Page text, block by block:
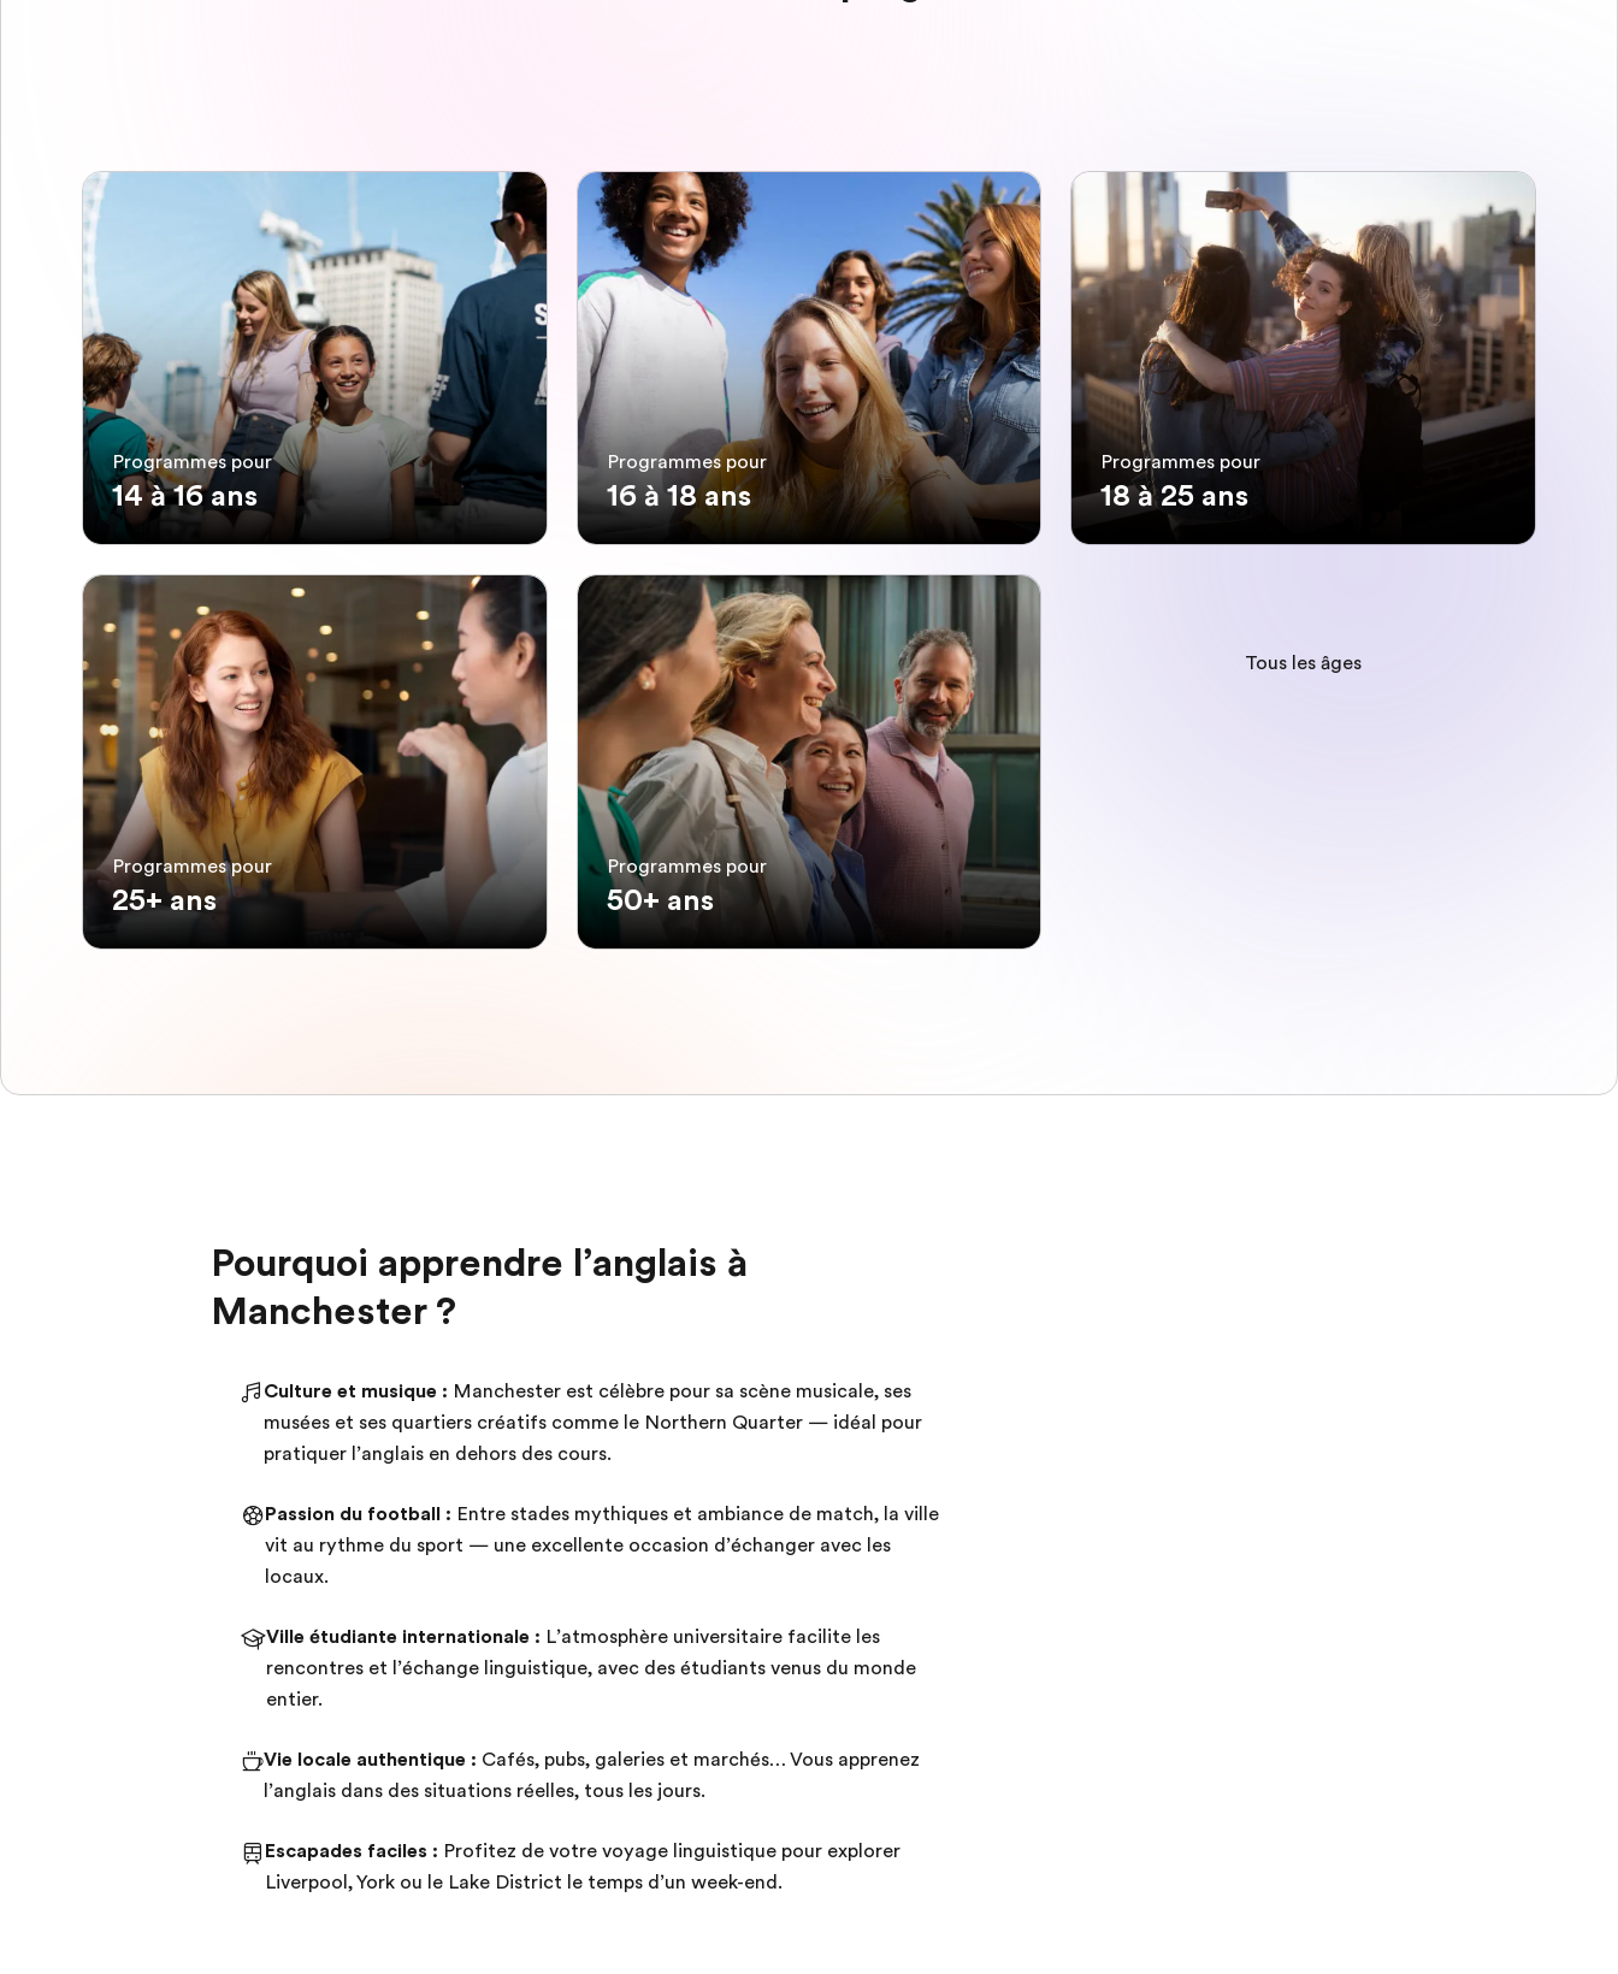
Programmes pour
14 à 16 ans
Programmes pour
16 à 18 ans
Programmes pour
18 à 25 ans
Programmes pour
25+ ans
Programmes pour
50+ ans
Tous les âges
Pourquoi apprendre l’anglais à
Manchester ?
Culture et musique : Manchester est célèbre pour sa scène musicale, ses
musées et ses quartiers créatifs comme le Northern Quarter — idéal pour
pratiquer l’anglais en dehors des cours.
Passion du football : Entre stades mythiques et ambiance de match, la ville
vit au rythme du sport — une excellente occasion d’échanger avec les
locaux.
Ville étudiante internationale : L’atmosphère universitaire facilite les
rencontres et l’échange linguistique, avec des étudiants venus du monde
entier.
Vie locale authentique : Cafés, pubs, galeries et marchés… Vous apprenez
l’anglais dans des situations réelles, tous les jours.
Escapades faciles : Profitez de votre voyage linguistique pour explorer
Liverpool, York ou le Lake District le temps d’un week-end.